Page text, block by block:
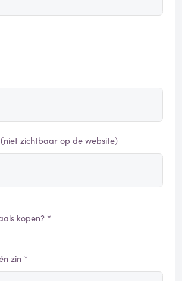
zichtbaar op de website)
kopen? *
zin *